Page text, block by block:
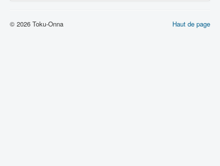
Haut de page
© 2026 Toku-Onna